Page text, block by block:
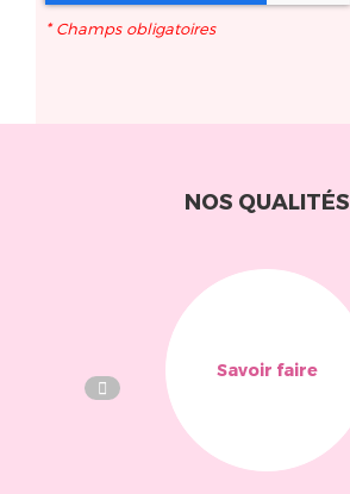
*Champs obligatoires
NOS QUALITÉS
Savoir faire